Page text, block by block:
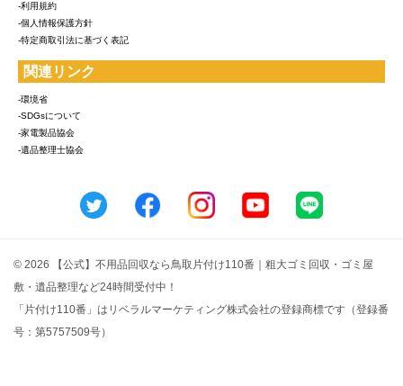
-利用規約
-個人情報保護方針
-特定商取引法に基づく表記
関連リンク
-環境省
-SDGsについて
-家電製品協会
-遺品整理士協会
© 2026 【公式】不用品回収なら鳥取片付け110番｜粗大ゴミ回収・ゴミ屋
敷・遺品整理など24時間受付中！
「片付け110番」はリベラルマーケティング株式会社の登録商標です（登録番
号：第5757509号）